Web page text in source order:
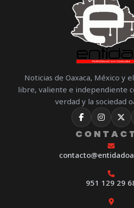
Noticias de Oaxaca, México y
libre, valiente e independiente
verdad y la sociedad
951 129 29